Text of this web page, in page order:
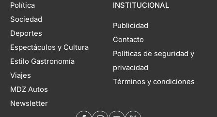
Política
Sociedad
Deportes
Espectáculos y Cultura
Estilo Gastronomía
Viajes
MDZ Autos
Newsletter
INSTITUCIONAL
Publicidad
Contacto
Políticas de seguridad y
privacidad
Términos y condiciones